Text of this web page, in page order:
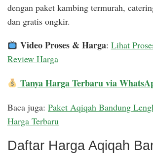
dengan paket kambing termurah,
dan gratis ongkir.
Video Proses & Harga: Lihat
Review Harga
Tanya Harga Terbaru via
Baca juga: Paket Aqiqah Bandung
Harga Terbaru
Daftar Harga Aqiqah